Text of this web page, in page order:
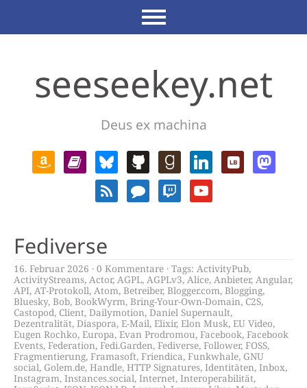
seeseekey.net
Deus ex machina
Fediverse
16. Februar 2026 0 Kommentare Tags: ActivityPub,
ActivityStreams, Actor, AGPL, AGPLv3, Alice, Anbieter, Angular,
API, AT-Protokoll, Atom, Betreiber, Blogger.com, Blogging,
Bluesky, Bob, BookWyrm, Bring-Your-Own-Domain, C2S,
Castopod, Client, Dailymotion, Daniel Supernault,
Dezentralität, Diaspora, E-Mail, Elixir, Elon Musk, EU Video,
Eugen Rochko, Europa, Evan Prodromou, Facebook, Facebook
Events, Federation, Fedi.Garden, Fediverse, Follower, FOSS,
Fragmentierung, Framasoft, Friendica, Funkwhale, GNU
social, Golem.de, Handle, HTTP Signatures, Identitäten, Inbox,
Instagram, Instances.social, Internet, Interoperabilität,